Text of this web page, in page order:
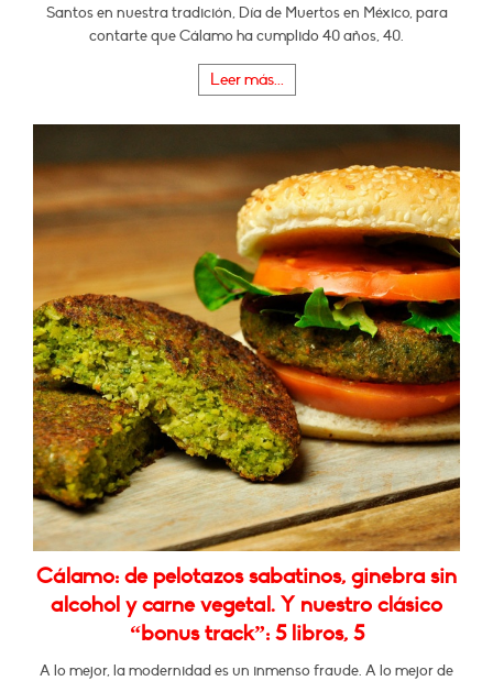
Santos en nuestra tradición, Día de Muertos en México, para
contarte que Cálamo ha cumplido 40 años, 40.
Leer más...
Cálamo: de pelotazos sabatinos, ginebra sin
alcohol y carne vegetal. Y nuestro clásico
“bonus track”: 5 libros, 5
A lo mejor, la modernidad es un inmenso fraude. A lo mejor de